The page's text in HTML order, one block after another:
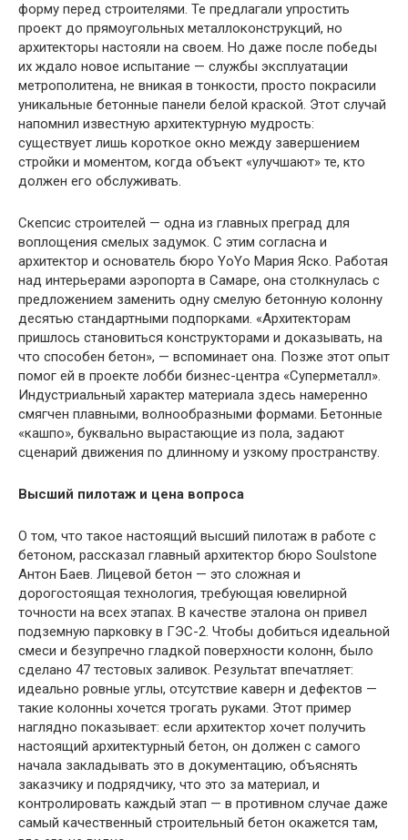
форму перед строителями. Те предлагали упростить
проект до прямоугольных металлоконструкций, но
архитекторы настояли на своем. Но даже после победы
их ждало новое испытание — службы эксплуатации
метрополитена, не вникая в тонкости, просто покрасили
уникальные бетонные панели белой краской. Этот случай
напомнил известную архитектурную мудрость:
существует лишь короткое окно между завершением
стройки и моментом, когда объект «улучшают» те, кто
должен его обслуживать.
Скепсис строителей — одна из главных преград для
воплощения смелых задумок. С этим согласна и
архитектор и основатель бюро YoYo Мария Яско. Работая
над интерьерами аэропорта в Самаре, она столкнулась с
предложением заменить одну смелую бетонную колонну
десятью стандартными подпорками. «Архитекторам
пришлось становиться конструкторами и доказывать, на
что способен бетон», — вспоминает она. Позже этот опыт
помог ей в проекте лобби бизнес-центра «Суперметалл».
Индустриальный характер материала здесь намеренно
смягчен плавными, волнообразными формами. Бетонные
«кашпо», буквально вырастающие из пола, задают
сценарий движения по длинному и узкому пространству.
Высший пилотаж и цена вопроса
О том, что такое настоящий высший пилотаж в работе с
бетоном, рассказал главный архитектор бюро Soulstone
Антон Баев. Лицевой бетон — это сложная и
дорогостоящая технология, требующая ювелирной
точности на всех этапах. В качестве эталона он привел
подземную парковку в ГЭС-2. Чтобы добиться идеальной
смеси и безупречно гладкой поверхности колонн, было
сделано 47 тестовых заливок. Результат впечатляет:
идеально ровные углы, отсутствие каверн и дефектов —
такие колонны хочется трогать руками. Этот пример
наглядно показывает: если архитектор хочет получить
настоящий архитектурный бетон, он должен с самого
начала закладывать это в документацию, объяснять
заказчику и подрядчику, что это за материал, и
контролировать каждый этап — в противном случае даже
самый качественный строительный бетон окажется там,